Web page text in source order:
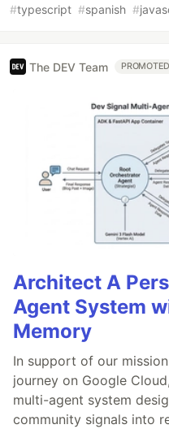
#typescript #spanish #
The DEV Team PROMOTED
Architect A
Agent System
Memory
In support of our
journey on Google
multi-agent system
community signals into